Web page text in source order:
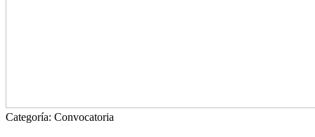
Categoría: Convocatoria